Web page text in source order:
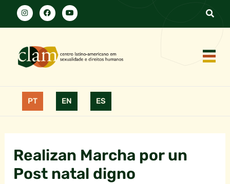
PT EN ES
Realizan Marcha por un
Post natal digno